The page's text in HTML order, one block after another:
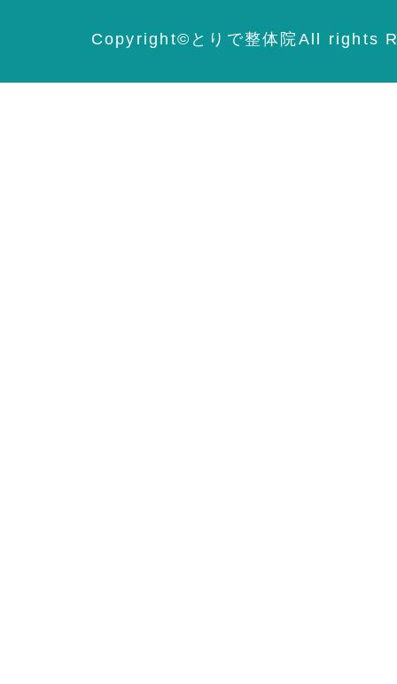
Copyright©️とりで整体院All rights